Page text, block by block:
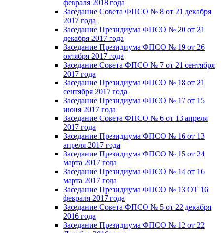
февраля 2018 года
Заседание Совета ФПСО № 8 от 21 декабря
2017 года
Заседание Президиума ФПСО № 20 от 21
декабря 2017 года
Заседание Президиума ФПСО № 19 от 26
октября 2017 года
Заседание Совета ФПСО № 7 от 21 сентября
2017 года
Заседание Президиума ФПСО № 18 от 21
сентября 2017 года
Заседание Президиума ФПСО № 17 от 15
июня 2017 года
Заседание Совета ФПСО № 6 от 13 апреля
2017 года
Заседание Президиума ФПСО № 16 от 13
апреля 2017 года
Заседание Президиума ФПСО № 15 от 24
марта 2017 года
Заседание Президиума ФПСО № 14 от 16
марта 2017 года
Заседание Президиума ФПСО № 13 ОТ 16
февраля 2017 года
Заседание Совета ФПСО № 5 от 22 декабря
2016 года
Заседание Президиума ФПСО № 12 от 22